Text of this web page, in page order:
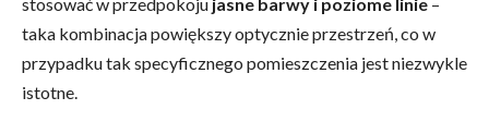
taka kombinacja powiększy optycznie przestrzeń, co w
przypadku tak specyficznego pomieszczenia jest niezwykle
istotne.